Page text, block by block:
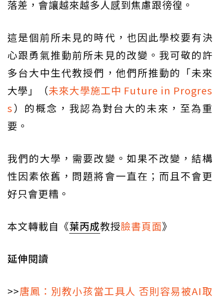
落差，會讓越來越多人感到焦慮跟徬徨。
這是個前所未見的時代，也因此學校要有決
心跟勇氣推動前所未見的改變。我可敬的許
多台大中生代教授們，他們所推動的「未來
大學」（未來大學施工中 Future in Progres
s）的概念，我認為對台大的未來，至為重
要。
我們的大學，需要改變。如果不改變，結構
性因素依舊，問題將會一直在；而且不會更
好只會更糟。
本文轉載自《葉丙成教授臉書頁面》
延伸閱讀
>>唐鳳：別教小孩當工具人 否則容易被AI取